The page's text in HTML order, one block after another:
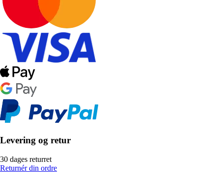
Levering og retur
30 dages returret
Returnér din ordre